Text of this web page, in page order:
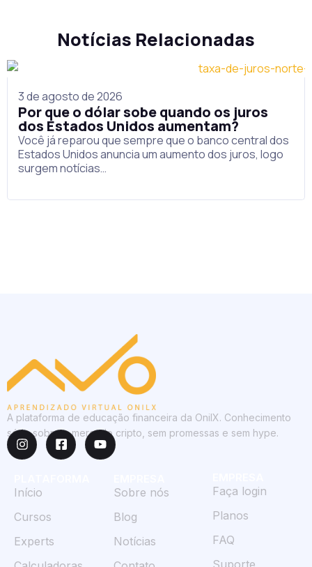
Notícias Relacionadas
3 de agosto de 2026
Por que o dólar sobe quando os juros
dos Estados Unidos aumentam?
Você já reparou que sempre que o banco central dos
Estados Unidos anuncia um aumento dos juros, logo
surgem notícias…
A plataforma de educação financeira da OnilX. Conhecimento
sério sobre o mercado cripto, sem promessas e sem hype.
Início
Cursos
Experts
Sobre nós
Blog
Notícias
Faça login
Planos
FAQ
Suporte